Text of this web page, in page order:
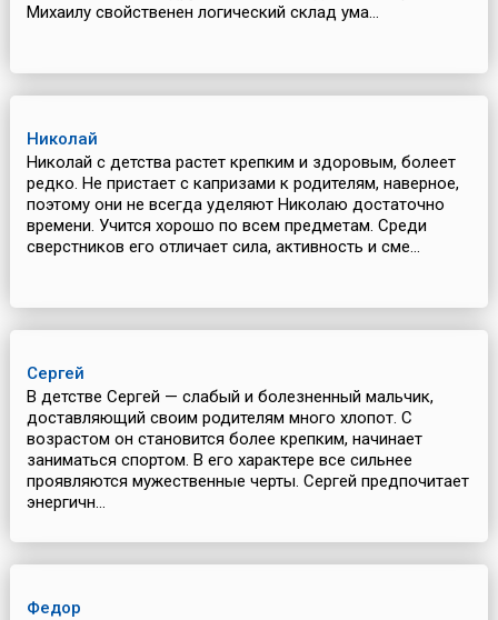
Михаилу свойственен логический склад ума...
Николай
Николай с детства растет крепким и здоровым, болеет
редко. Не пристает с капризами к родителям, наверное,
поэтому они не всегда уделяют Николаю достаточно
времени. Учится хорошо по всем предметам. Среди
сверстников его отличает сила, активность и сме...
Сергей
В детстве Сергей — слабый и болезненный мальчик,
доставляющий своим родителям много хлопот. С
возрастом он становится более крепким, начинает
заниматься спортом. В его характере все сильнее
проявляются мужественные черты. Сергей предпочитает
энергичн...
Федор